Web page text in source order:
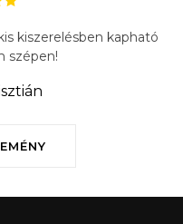
kiszerelésben kapható
szépen!